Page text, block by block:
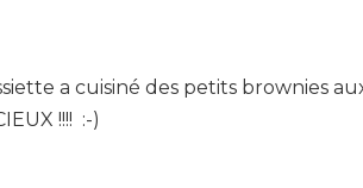
a cuisiné des petits brownies
!!!! :-)